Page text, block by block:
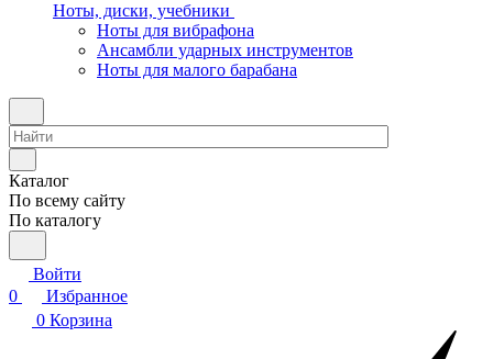
Ноты, диски, учебники
Ноты для вибрафона
Ансамбли ударных инструментов
Ноты для малого барабана
Каталог
По всему сайту
По каталогу
Войти
0
Избранное
0 Корзина